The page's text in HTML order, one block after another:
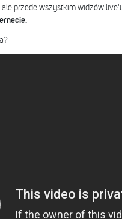
przede wszystkim widzów